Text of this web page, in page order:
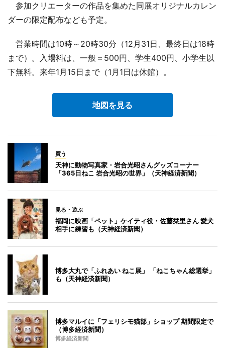
参加クリエーターの作品を集めた同展オリジナルカレン
ダーの限定配布なども予定。
営業時間は10時～20時30分（12月31日、最終日は18時
まで）。入場料は、一般＝500円、学生400円、小学生以
下無料。来年1月15日まで（1月1日は休館）。
地図を見る
買う
天神に動物写真家・岩合光昭さんグッズコーナー
「365日ねこ 岩合光昭の世界」（天神経済新聞）
見る・遊ぶ
福岡に映画「ペット」ケイティ役・佐藤栞里さん 愛犬
相手に練習も（天神経済新聞）
博多大丸で「ふれあい ねこ展」 「ねこちゃん総選挙」
も（天神経済新聞）
博多マルイに「フェリシモ猫部」ショップ 期間限定で
（博多経済新聞）
博多経済新聞